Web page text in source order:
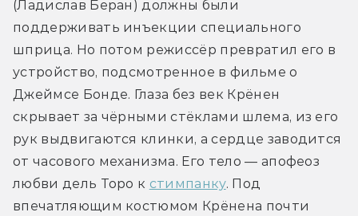
(Ладислав Беран) должны были
поддерживать инъекции специального
шприца. Но потом режиссёр превратил его в
устройство, подсмотренное в фильме о
Джеймсе Бонде. Глаза без век Крёнен
скрывает за чёрными стёклами шлема, из его
рук выдвигаются клинки, а сердце заводится
от часового механизма. Его тело — апофеоз
любви дель Торо к стимпанку. Под
впечатляющим костюмом Крёнена почти